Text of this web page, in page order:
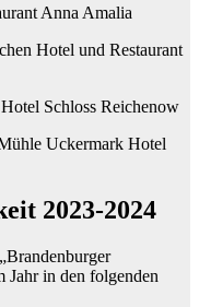
Anna Amalia
Hotel und Restaurant
Schloss Reichenow
Uckermark Hotel
2023-2024
Jahr in den folgenden